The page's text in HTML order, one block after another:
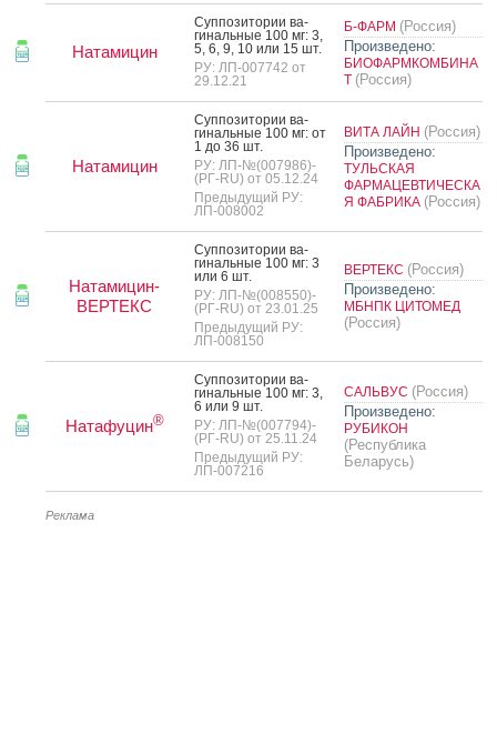
Натамицин
Суп­по­зито­рии ва­
гиналь­ные 100 мг: 3,
5, 6, 9, 10 или 15 шт.
РУ: ЛП-007742 от
29.12.21
Б-ФАРМ (Россия)
Произведено:
БИОФАРМКОМБИНА
Т (Россия)
Натамицин
Суп­по­зито­рии ва­
гиналь­ные 100 мг: от
1 до 36 шт.
РУ: ЛП-№(007986)-
(РГ-RU) от 05.12.24
Предыдущий РУ:
ЛП-008002
ВИТА ЛАЙН (Россия)
Произведено:
ТУЛЬСКАЯ
ФАРМАЦЕВТИЧЕСКА
Я ФАБРИКА (Россия)
Натамицин-
ВЕРТЕКС
Суп­по­зито­рии ва­
гиналь­ные 100 мг: 3
или 6 шт.
РУ: ЛП-№(008550)-
(РГ-RU) от 23.01.25
Предыдущий РУ:
ЛП-008150
ВЕРТЕКС (Россия)
Произведено:
МБНПК ЦИТОМЕД
(Россия)
Натафуцин®
Суп­по­зито­рии ва­
гиналь­ные 100 мг: 3,
6 или 9 шт.
РУ: ЛП-№(007794)-
(РГ-RU) от 25.11.24
Предыдущий РУ:
ЛП-007216
САЛЬВУС (Россия)
Произведено:
РУБИКОН
(Республика
Беларусь)
Реклама